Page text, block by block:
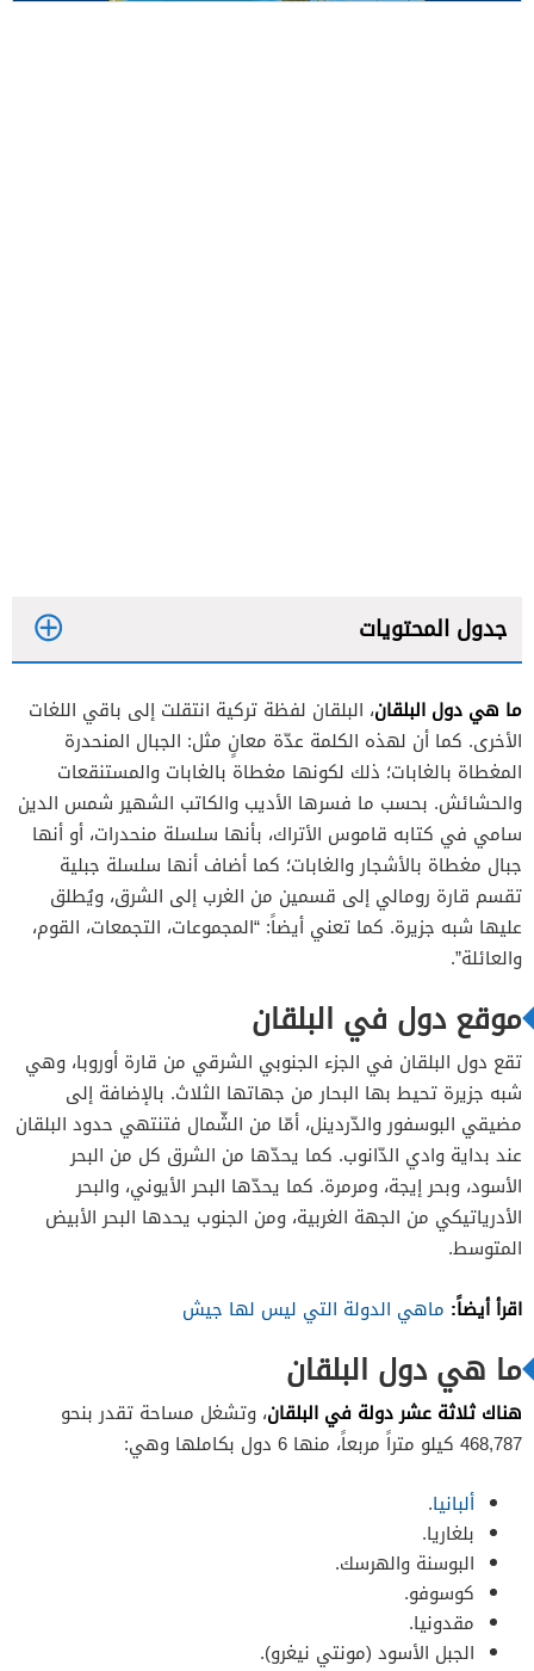
جدول المحتويات
ألبانيا
البوسنة والهرسك
بلغاريا دولة في البلقان
الجبل الأسود (مونتي نيغرو)
رومانيا
سلوفينيا
صربيا
كرواتيا
كوسوفو
مقدونيا
ما هي دول البلقان، البلقان لفظة تركية انتقلت إلى باقي اللغات
الأخرى. كما أن لهذه الكلمة عدّة معانٍ مثل: الجبال المنحدرة
المغطاة بالغابات؛ ذلك لكونها مغطاة بالغابات والمستنقعات
والحشائش. بحسب ما فسرها الأديب والكاتب الشهير شمس الدين
سامي في كتابه قاموس الأتراك، بأنها سلسلة منحدرات، أو أنها
جبال مغطاة بالأشجار والغابات؛ كما أضاف أنها سلسلة جبلية
تقسم قارة رومالي إلى قسمين من الغرب إلى الشرق، ويُطلق
عليها شبه جزيرة. كما تعني أيضاً: “المجموعات، التجمعات، القوم،
والعائلة”.
موقع دول في البلقان
تقع دول البلقان في الجزء الجنوبي الشرقي من قارة أوروبا، وهي
شبه جزيرة تحيط بها البحار من جهاتها الثلاث. بالإضافة إلى
مضيقي البوسفور والدّردينل، أمّا من الشّمال فتنتهي حدود البلقان
عند بداية وادي الدّانوب. كما يحدّها من الشرق كل من البحر
الأسود، وبحر إيجة، ومرمرة. كما يحدّها البحر الأيوني، والبحر
الأدرياتيكي من الجهة الغربية، ومن الجنوب يحدها البحر الأبيض
المتوسط.
اقرأ أيضاً: ماهي الدولة التي ليس لها جيش
ما هي دول البلقان
هناك ثلاثة عشر دولة في البلقان، وتشغل مساحة تقدر بنحو
468,787 كيلو متراً مربعاً، منها 6 دول بكاملها وهي:
ألبانيا.
بلغاريا.
البوسنة والهرسك.
كوسوفو.
مقدونيا.
الجبل الأسود (مونتي نيغرو).